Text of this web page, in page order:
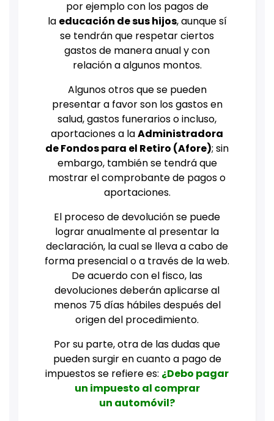
por ejemplo con los pagos de
la educación de sus hijos, aunque sí
se tendrán que respetar ciertos
gastos de manera anual y con
relación a algunos montos.
Algunos otros que se pueden
presentar a favor son los gastos en
salud, gastos funerarios o incluso,
aportaciones a laAdministradora
de Fondos para el Retiro (Afore); sin
embargo, también se tendrá que
mostrar el comprobante de pagos o
aportaciones.
El proceso de devolución se puede
lograr anualmente al presentar la
declaración, la cual se lleva a cabo de
forma presencial o a través de la web.
De acuerdo con el fisco, las
devoluciones deberán aplicarse al
menos 75 días hábiles después del
origen del procedimiento.
Por su parte, otra de las dudas que
pueden surgir en cuanto a pago de
impuestos se refiere es: ¿Debo pagar
un impuesto al comprar
un automóvil?